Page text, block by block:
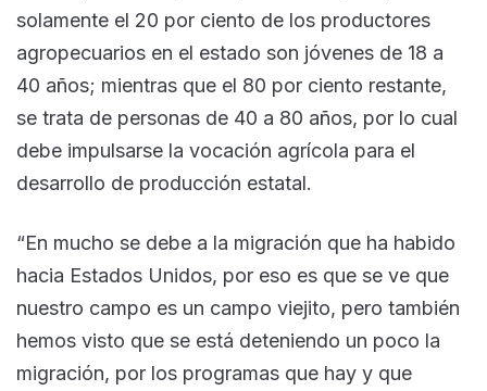
solamente el 20 por ciento de los productores
agropecuarios en el estado son jóvenes de 18 a
40 años; mientras que el 80 por ciento restante,
se trata de personas de 40 a 80 años, por lo cual
debe impulsarse la vocación agrícola para el
desarrollo de producción estatal.
“En mucho se debe a la migración que ha habido
hacia Estados Unidos, por eso es que se ve que
nuestro campo es un campo viejito, pero también
hemos visto que se está deteniendo un poco la
migración, por los programas que hay y que